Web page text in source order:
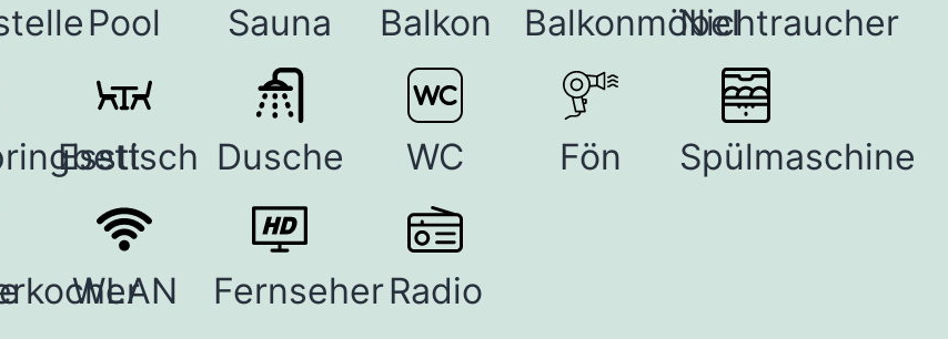
Pool Sauna Balkon BalkonmöbelNichtraucher
Esstisch Dusche WC Fön Spülmaschine
WLAN FernseherRadio